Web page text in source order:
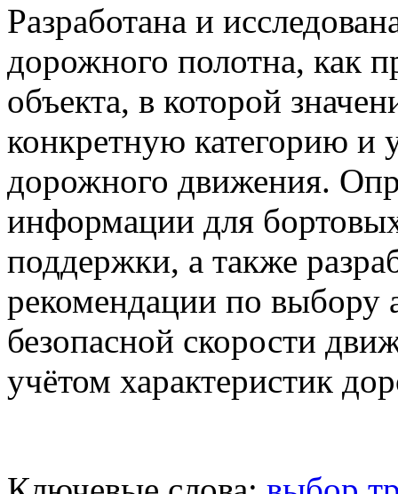
Разработана и
дорожного полотна, как
объекта, в которой
конкретную категорию и
дорожного движения.
информации для
поддержки, а также
рекомендации по выбору
безопасной скорости
учётом характеристик